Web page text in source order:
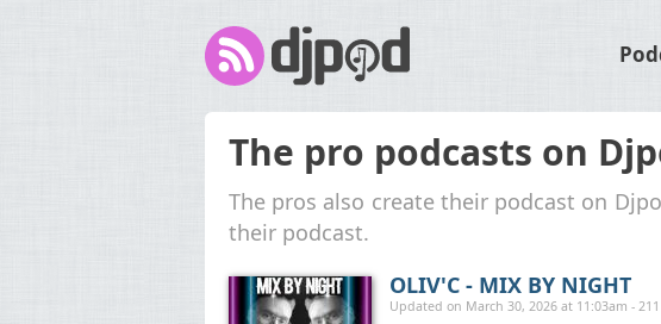
The pro podcasts on
The pros also create their podcast on
their podcast.
OLIV'C - MIX BY NIGHT
Updated on March 30, 2026 at 11:03am -